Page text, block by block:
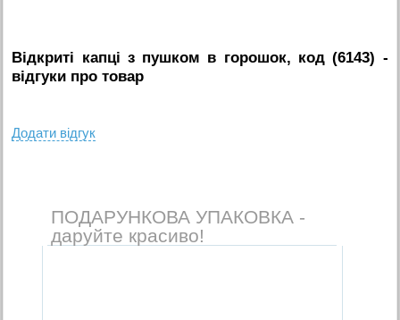
Відкриті капці з пушком в горошок, код (6143) -
вiдгуки про товар
Додати вiдгук
ПОДАРУНКОВА УПАКОВКА -
даруйте красиво!